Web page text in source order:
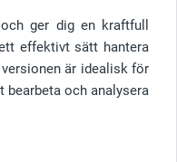
ger dig en kraftfull
effektivt sätt hantera
är idealisk för
och analysera